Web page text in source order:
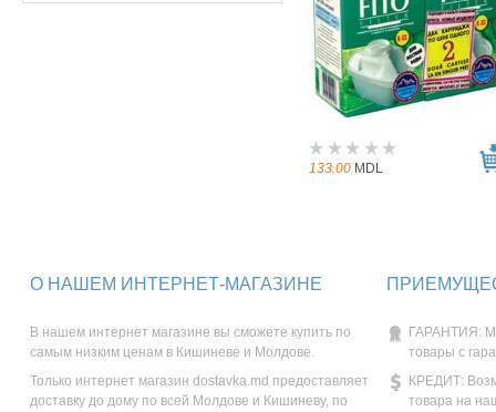
133.00 MDL
О НАШЕМ ИНТЕРНЕТ-МАГАЗИНЕ
В нашем интернет магазине вы сможете купить по
самым низким ценам в Кишиневе и Молдове.
Только интернет магазин dostavka.md предоставляет
доставку до дому по всей Молдове и Кишиневу, по
ГАРАНТИЯ:
товары с
КРЕДИТ:
товара на